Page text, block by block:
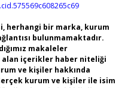
herhangi bir marka, kurum
bulunmamaktadır.
makaleler
alan içerikler haber niteliği
ve kişiler hakkında
kurum ve kişiler ile isim